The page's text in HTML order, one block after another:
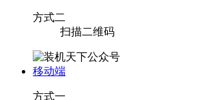
方式二
扫描二维码
移动端
方式一